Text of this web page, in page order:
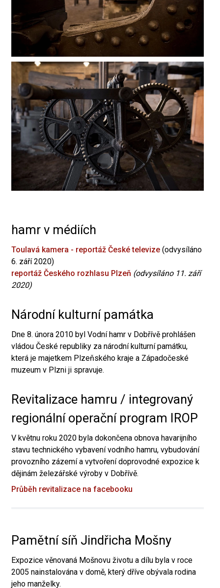
hamr v médiích
Toulavá kamera - reportáž České televize (odvysíláno
6. září 2020)
reportáž Českého rozhlasu Plzeň (odvysíláno 11. září
2020)
Národní kulturní památka
Dne 8. února 2010 byl Vodní hamr v Dobřívě prohlášen
vládou České republiky za národní kulturní památku,
která je majetkem Plzeňského kraje a Západočeské
muzeum v Plzni ji spravuje.
Revitalizace hamru / integrovaný
regionální operační program IROP
V květnu roku 2020 byla dokončena obnova havarijního
stavu technického vybavení vodního hamru, vybudování
provozního zázemí a vytvoření doprovodné expozice k
dějinám železářské výroby v Dobřívě.
Průběh revitalizace na facebooku
Pamětní síň Jindřicha Mošny
Expozice věnovaná Mošnovu životu a dílu byla v roce
2005 nainstalována v domě, který dříve obývala rodina
jeho manželky.